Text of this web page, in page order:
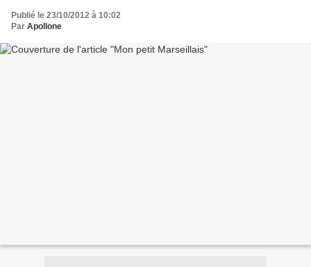
Publié le 23/10/2012 à 10:02
Par Apollone